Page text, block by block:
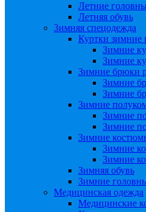
Летние
Летняя обувь
Зимняя спецодежда
Куртки зимние
Зимние
Зимние
Зимние брюки
Зимние
Зимние
Зимние
Зимние
Зимние
Зимние
Зимние
Зимние
Зимняя обувь
Зимние
Медицинская одежда
Медицинские